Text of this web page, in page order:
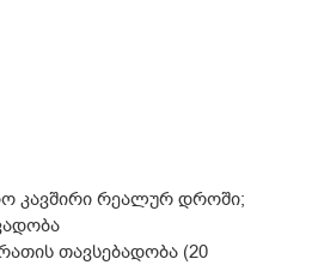
კავშირი რეალურ დროში;
თავსებადობა (20